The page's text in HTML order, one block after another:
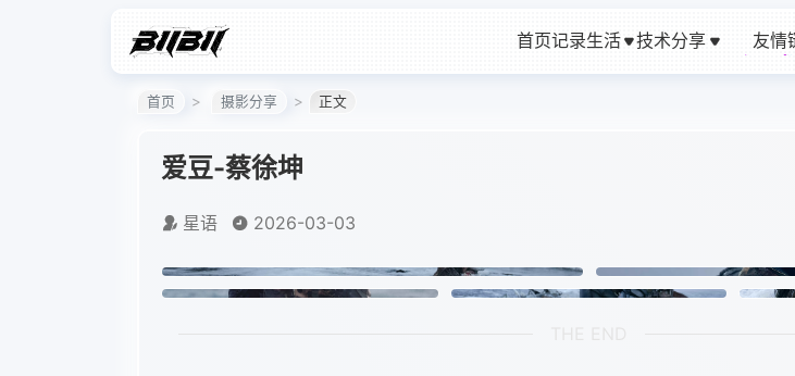
首页记录生活 技术分享 友情
首页 摄影分享 正文
爱豆-蔡徐坤
星语 2026-03-03